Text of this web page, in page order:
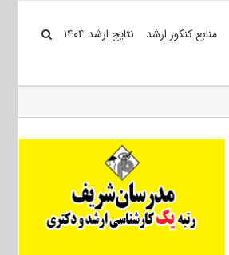
منابع کنکور ارشد نتایج ارشد ۱۴۰۴